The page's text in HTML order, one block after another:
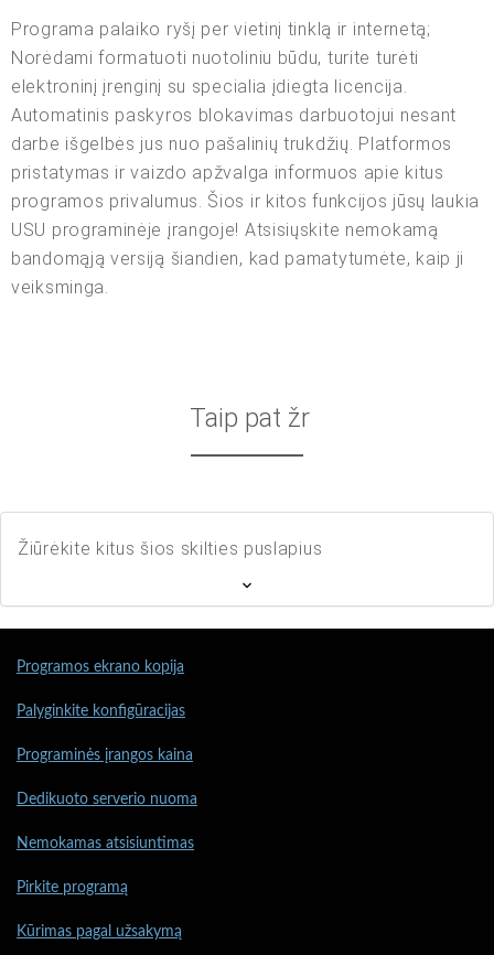
Programa palaiko ryšį per vietinį tinklą ir internetą;
Norėdami formatuoti nuotoliniu būdu, turite turėti
elektroninį įrenginį su specialia įdiegta licencija.
Automatinis paskyros blokavimas darbuotojui nesant
darbe išgelbės jus nuo pašalinių trukdžių. Platformos
pristatymas ir vaizdo apžvalga informuos apie kitus
programos privalumus. Šios ir kitos funkcijos jūsų laukia
USU programinėje įrangoje! Atsisiųskite nemokamą
bandomąją versiją šiandien, kad pamatytumėte, kaip ji
veiksminga.
Taip pat žr
Žiūrėkite kitus šios skilties puslapius
Programos ekrano kopija
Palyginkite konfigūracijas
Programinės įrangos kaina
Dedikuoto serverio nuoma
Nemokamas atsisiuntimas
Pirkite programą
Kūrimas pagal užsakymą